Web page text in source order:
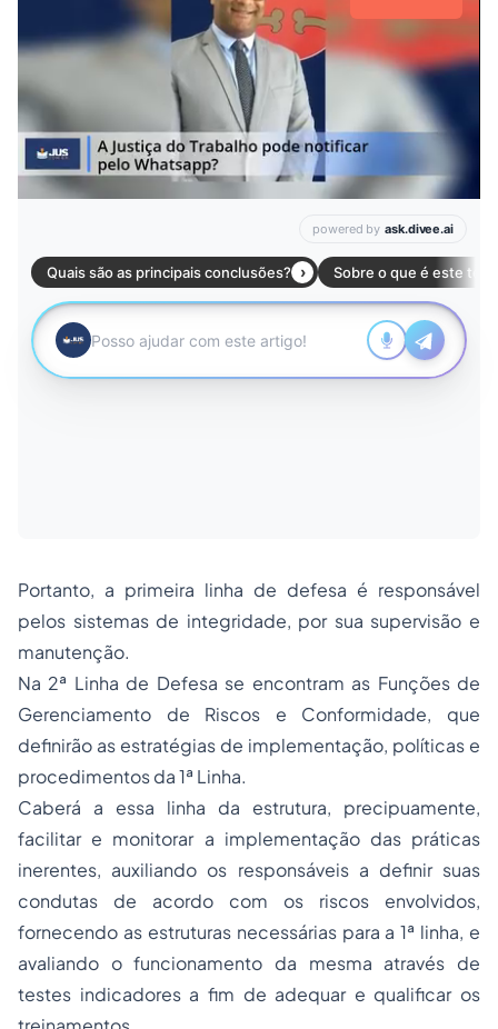
Portanto, a primeira linha de defesa é responsável
pelos sistemas de integridade, por sua supervisão e
manutenção.
Na 2ª Linha de Defesa se encontram as Funções de
Gerenciamento de Riscos e Conformidade, que
definirão as estratégias de implementação, políticas e
procedimentos da 1ª Linha.
Caberá a essa linha da estrutura, precipuamente,
facilitar e monitorar a implementação das práticas
inerentes, auxiliando os responsáveis a definir suas
condutas de acordo com os riscos envolvidos,
fornecendo as estruturas necessárias para a 1ª linha, e
avaliando o funcionamento da mesma através de
testes indicadores a fim de adequar e qualificar os